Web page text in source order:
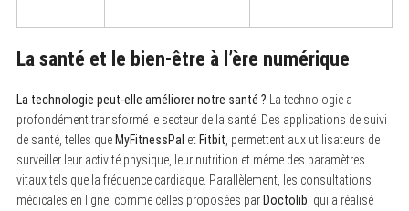
La santé et le bien-être à l’ère numérique
La technologie peut-elle améliorer notre santé ? La technologie a
profondément transformé le secteur de la santé. Des applications de suivi
de santé, telles que MyFitnessPal et Fitbit , permettent aux utilisateurs de
surveiller leur activité physique, leur nutrition et même des paramètres
vitaux tels que la fréquence cardiaque. Parallèlement, les consultations
médicales en ligne, comme celles proposées par Doctolib , qui a réalisé